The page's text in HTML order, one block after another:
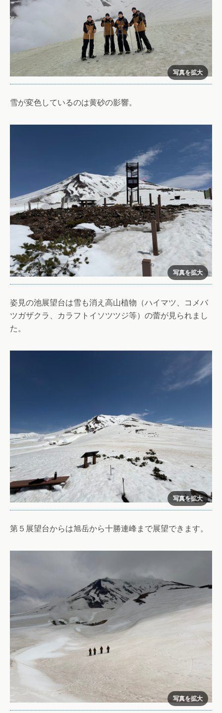
雪が変色しているのは黄砂の影響。
姿見の池展望台は雪も消え高山植物（ハイマツ、コメバ
ツガザクラ、カラフトイソツツジ等）の蕾が見られまし
た。
第５展望台からは旭岳から十勝連峰まで展望できます。